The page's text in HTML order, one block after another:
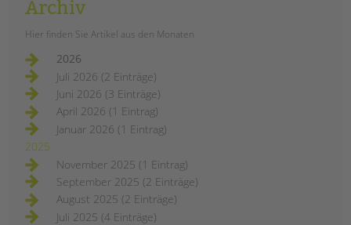
vielseitigen Angeboten für
Jugendliche, direkt neben unserer
Renovierungsarbeiten laufen, startet
das Team bereits erste Aktivitäten im
Stadtteil – ein Treffpunkt, der bald
Raum für Austausch, Freizeit und
Eigeninitiative bietet.
weiterleseneine
neue
jugendfreizeiteinrichtung
im
tietzenweg
Archiv
Hier finden Sie Artikel aus den Monaten
2026
Juli 2026 (2 Einträge)
Juni 2026 (3 Einträge)
April 2026 (1 Eintrag)
Januar 2026 (1 Eintrag)
2025
November 2025 (1 Eintrag)
September 2025 (2 Einträge)
August 2025 (2 Einträge)
Juli 2025 (4 Einträge)